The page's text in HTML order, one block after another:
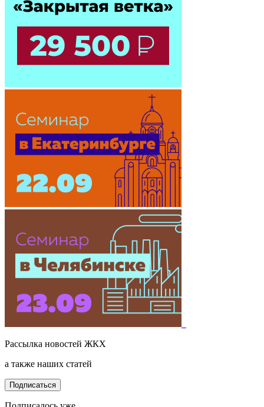
Рассылка новостей ЖКХ
а также наших статей
Подписаться